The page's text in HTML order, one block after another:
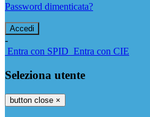
Password dimenticata?
-
Entra con SPID Entra con CIE
Seleziona utente
button close ×